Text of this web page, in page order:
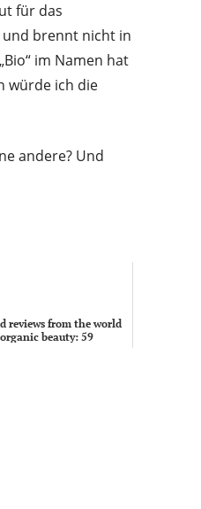
für das
und brennt nicht in
im Namen hat
würde ich die
andere? Und
reviews from the world
beauty: 59